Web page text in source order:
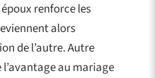
renforce les
alors
de l’autre. Autre
au mariage